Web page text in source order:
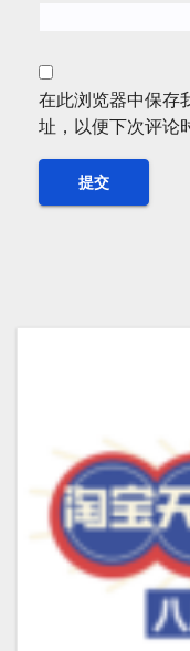
在此浏览器中保存
址，以便下次评论